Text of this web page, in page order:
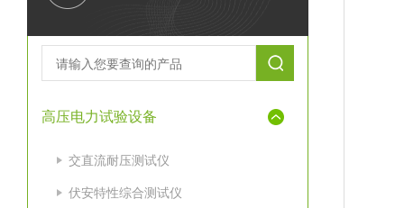
高压电力试验设备
交直流耐压测试仪
伏安特性综合测试仪